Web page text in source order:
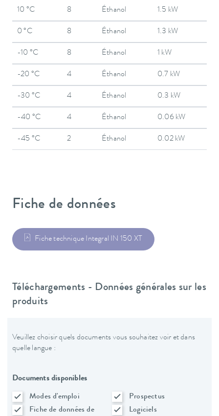
10 °C 8 Éthanol 1.5 kW
0 °C 8 Éthanol 1.3 kW
-10 °C 8 Éthanol 1 kW
-20 °C 4 Éthanol 0.7 kW
-30 °C 4 Éthanol 0.3 kW
-40 °C 4 Éthanol 0.06 kW
-45 °C 2 Éthanol 0.02 kW
Fiche de données
Fiche technique Integral IN 150 XT
Téléchargements - Données générales sur les
produits
Veuillez choisir quels documents vous souhaitez voir et dans
quelle langue :
Documents disponibles
Modes d'emploi
Prospectus
Fiche de données de
Logiciels